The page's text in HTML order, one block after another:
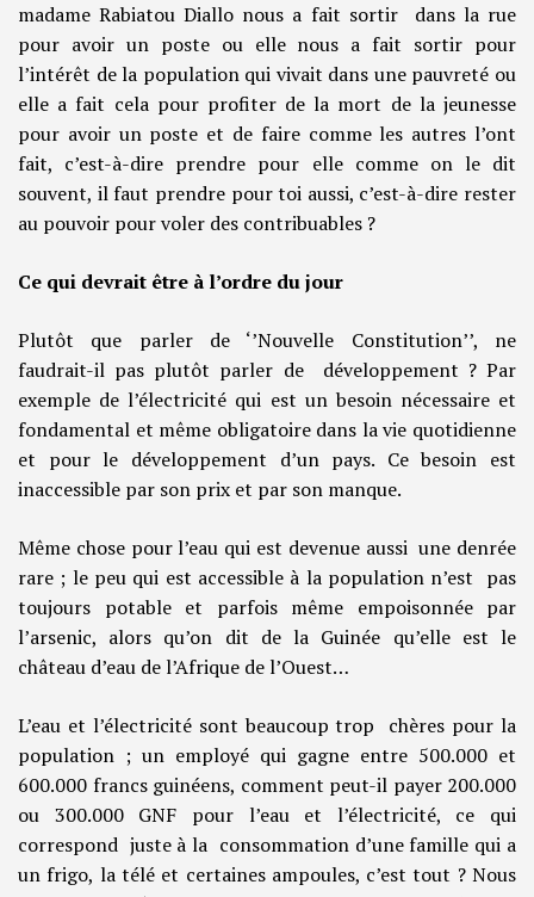
madame Rabiatou Diallo nous a fait sortir dans la rue
pour avoir un poste ou elle nous a fait sortir pour
l’intérêt de la population qui vivait dans une pauvreté ou
elle a fait cela pour profiter de la mort de la jeunesse
pour avoir un poste et de faire comme les autres l’ont
fait, c’est-à-dire prendre pour elle comme on le dit
souvent, il faut prendre pour toi aussi, c’est-à-dire rester
au pouvoir pour voler des contribuables ?
Ce qui devrait être à l’ordre du jour
Plutôt que parler de ‘’Nouvelle Constitution’’, ne
faudrait-il pas plutôt parler de développement ? Par
exemple de l’électricité qui est un besoin nécessaire et
fondamental et même obligatoire dans la vie quotidienne
et pour le développement d’un pays. Ce besoin est
inaccessible par son prix et par son manque.
Même chose pour l’eau qui est devenue aussi une denrée
rare ; le peu qui est accessible à la population n’est pas
toujours potable et parfois même empoisonnée par
l’arsenic, alors qu’on dit de la Guinée qu’elle est le
château d’eau de l’Afrique de l’Ouest…
L’eau et l’électricité sont beaucoup trop chères pour la
population ; un employé qui gagne entre 500.000 et
600.000 francs guinéens, comment peut-il payer 200.000
ou 300.000 GNF pour l’eau et l’électricité, ce qui
correspond juste à la consommation d’une famille qui a
un frigo, la télé et certaines ampoules, c’est tout ? Nous